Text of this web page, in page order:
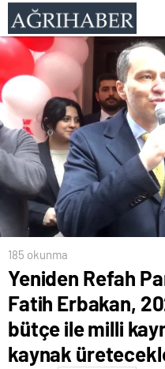
milli kaynak paketleriyle
üreteceklerini açıkladı
185 okunma
Yeniden Refah
Fatih Erbakan,
bütçe ile milli
kaynak